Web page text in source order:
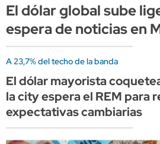
El dólar global sube
espera de noticias en
A 23,7% del techo de la banda
El dólar mayorista
la city espera el REM para
expectativas cambiarias